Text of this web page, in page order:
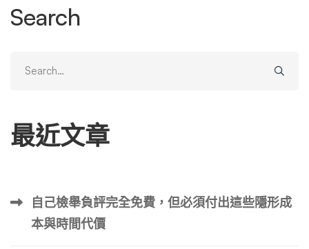
Search
for:
最近文章
自己檢舉負評完全免費，但必須付出這些隱形成
本與時間代價